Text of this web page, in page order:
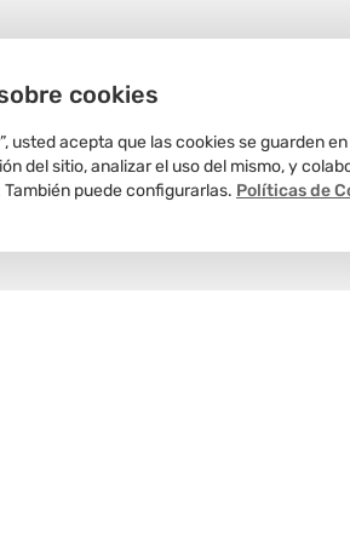
cookies
usted acepta que las cookies se guarden
del sitio, analizar el uso del mismo, y
puede configurarlas. Políticas de